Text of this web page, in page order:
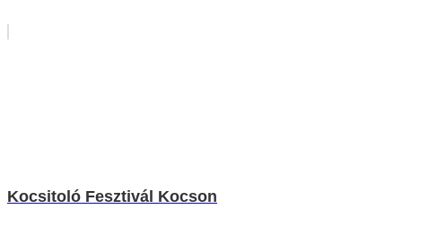
Kocsitoló Fesztivál Kocson